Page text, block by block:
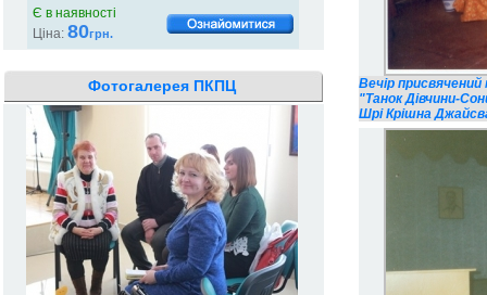
Є в наявності
Ціна: 80грн.
Фотогалерея ПКПЦ
Вечір
"Танок Дівчини-
Шрі Крішна